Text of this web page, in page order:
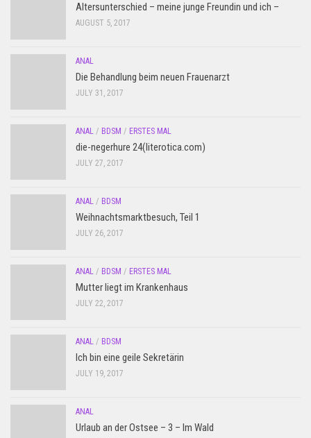
Altersunterschied – meine junge Freundin und ich –
AUGUST 5, 2017
ANAL
Die Behandlung beim neuen Frauenarzt
JULY 31, 2017
ANAL / BDSM / ERSTES MAL
die-negerhure 24(literotica.com)
JULY 27, 2017
ANAL / BDSM
Weihnachtsmarktbesuch, Teil 1
JULY 26, 2017
ANAL / BDSM / ERSTES MAL
Mutter liegt im Krankenhaus
JULY 22, 2017
ANAL / BDSM
Ich bin eine geile Sekretärin
JULY 19, 2017
ANAL
Urlaub an der Ostsee – 3 – Im Wald